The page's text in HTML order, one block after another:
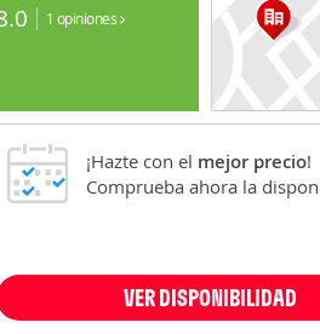
1 opiniones
¡Hazte con el mejor precio!
Comprueba ahora la
VER DISPONIBILIDAD